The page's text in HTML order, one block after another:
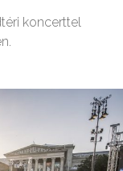
koncerttel